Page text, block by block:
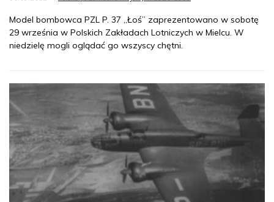
Model bombowca PZL P. 37 „Łoś” zaprezentowano w sobotę
29 września w Polskich Zakładach Lotniczych w Mielcu. W
niedzielę mogli oglądać go wszyscy chętni.